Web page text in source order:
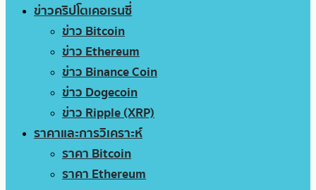
ข่าวคริปโตเคอเรนซี่
ข่าว Bitcoin
ข่าว Ethereum
ข่าว Binance Coin
ข่าว Dogecoin
ข่าว Ripple (XRP)
ราคาและการวิเคราะห์
ราคา Bitcoin
ราคา Ethereum